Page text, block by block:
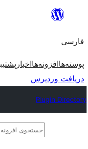
محتوا
فارسی
پوسته‌هاافزونه‌هااخبار
دریافت وردپرس
Plugin Directory
جستجوی